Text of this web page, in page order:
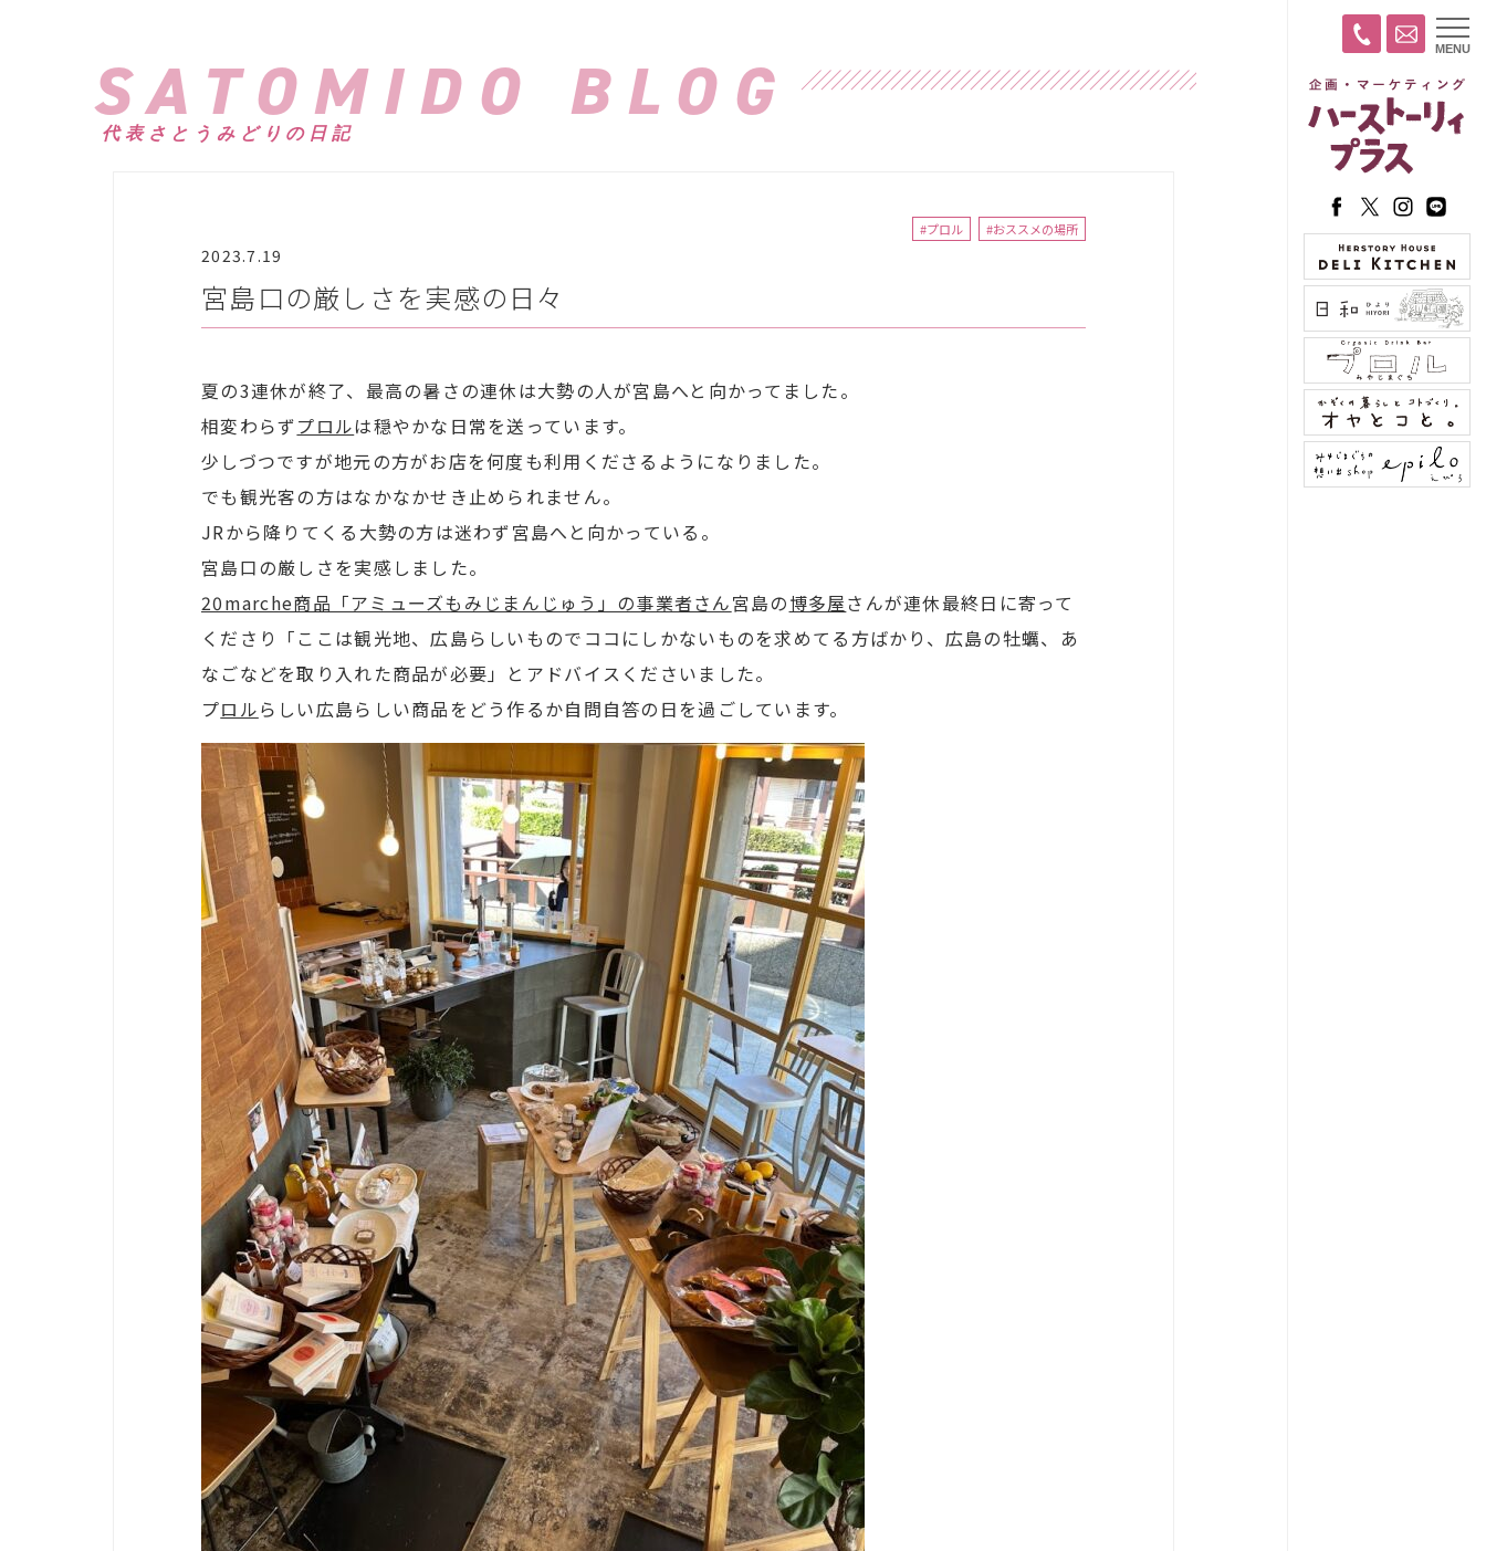
SATOMIDO BLOG
代表さとうみどりの日記
#プロル #おススメの場所
2023.7.19
宮島口の厳しさを実感の日々
夏の3連休が終了、最高の暑さの連休は大勢の人が宮島へと向かってました。
相変わらずプロルは穏やかな日常を送っています。
少しづつですが地元の方がお店を何度も利用くださるようになりました。
でも観光客の方はなかなかせき止められません。
JRから降りてくる大勢の方は迷わず宮島へと向かっている。
宮島口の厳しさを実感しました。
20marche商品「アミューズもみじまんじゅう」の事業者さん宮島の博多屋さんが連休最終日に寄って
くださり「ここは観光地、広島らしいものでココにしかないものを求めてる方ばかり、広島の牡蠣、あ
なごなどを取り入れた商品が必要」とアドバイスくださいました。
プロルらしい広島らしい商品をどう作るか自問自答の日を過ごしています。
t
o
g
e
n
t
o
n
MENU